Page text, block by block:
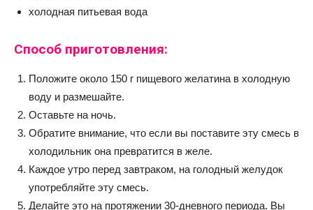
холодная питьевая вода
Способ приготовления:
Положите около 150 г пищевого желатина в холодную
воду и размешайте.
Оставьте на ночь.
Обратите внимание, что если вы поставите эту смесь в
холодильник она превратится в желе.
Каждое утро перед завтраком, на голодный желудок
употребляйте эту смесь.
Делайте это на протяжении 30-дневного периода. Вы